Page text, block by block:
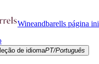
Wineandbarells página
de idiomaPT/Português